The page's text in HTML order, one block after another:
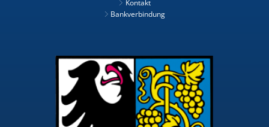
Kontakt
Bankverbindung